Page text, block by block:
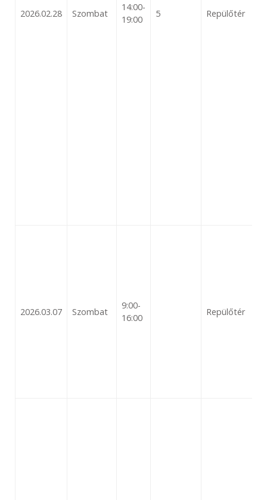
2026.02.28 Szombat
14:00-
19:00
5 Repülőtér
2026.03.07 Szombat
9:00-
16:00
Repülőtér